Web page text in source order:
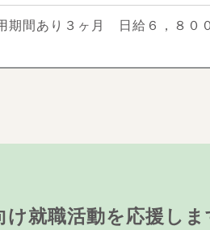
間あり３ヶ月 日給６，８０
け就職活動を応援しま